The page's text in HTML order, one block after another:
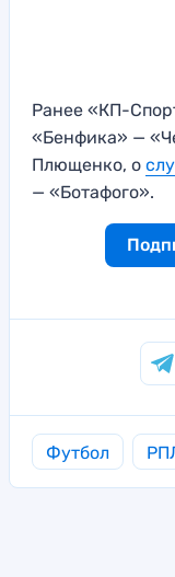
Ранее «КП-
«Бенфика» —
Плющенко, о
— «Ботафого».
Футбол